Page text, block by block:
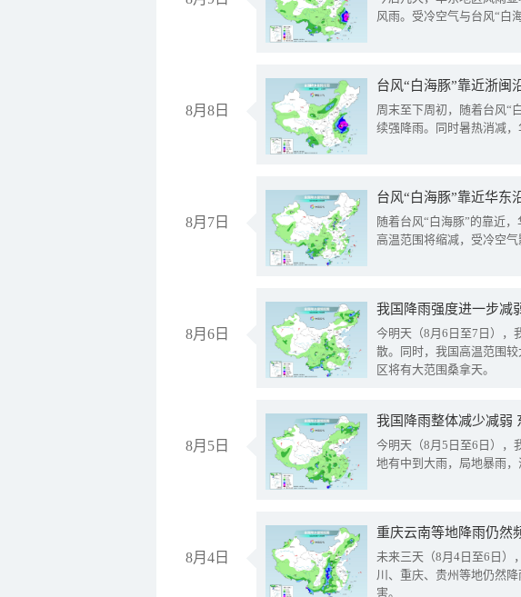
风雨。受冷空气与台风“白
8月8日
台风“白海豚”靠近浙闽
周末至下周初，随着台风“
续强降雨。同时暑热消减，
8月7日
台风“白海豚”靠近华东
随着台风“白海豚”的靠近
高温范围将缩减，受冷空气
8月6日
今明天（8月6日至7日），
散。同时，我国高温范围
区将有大范围桑拿天。
8月5日
我国降雨整体减少减弱
今明天（8月5日至6日），
地有中到大雨，局地暴雨，
8月4日
重庆云南等地降雨仍然
未来三天（8月4日至6日）
川、重庆、贵州等地仍然
害。